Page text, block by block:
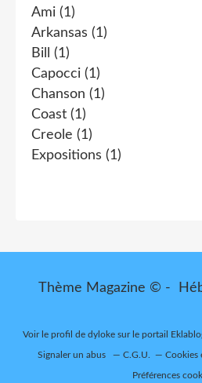
Ami (1)
Arkansas (1)
Bill
(1)
Capocci (1)
Chanson (1)
Coast (1)
Creole (1)
Expositions (1)
Thème Magazine © -
Voir le profil de dyloke sur le portail
Signaler un abus C.G.U. Cookies
Préférences